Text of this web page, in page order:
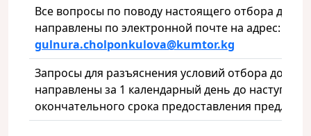
Все вопросы по поводу настоящего отбора
направлены по электронной почте на адрес:
gulnura.cholponkulova@kumtor.kg
Запросы для разъяснения условий отбора
направлены за 1 календарный день до
окончательного срока предоставления